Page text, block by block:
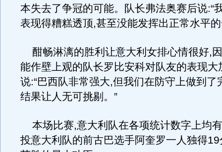
本失去了争冠的可能。队长弗法奥赛后说:“
表现得糟糕透顶,甚至没能发挥出正常水平的
酣畅淋漓的胜利让意大利女排心情很好,
能作壁上观的队长罗比安科对队友的表现大
说:“巴西队非常强大,但我们在防守上做到了
结果让人无可挑剔。”
本场比赛,意大利队在各项统计数字上均
投意大利队的前古巴选手阿奎罗一人独得